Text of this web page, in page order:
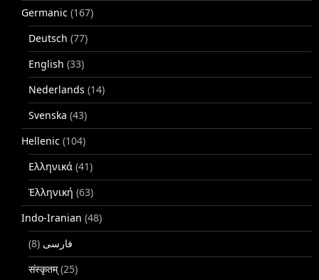
Germanic (167)
Deutsch (77)
English (33)
Nederlands (14)
Svenska (43)
Hellenic (104)
Ελληνικά (41)
Ἑλληνική (63)
Indo-Iranian (48)
فارسی (8)
संस्कृतम्(25)